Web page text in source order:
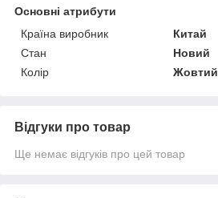
Основні атрибути
Країна виробник
Китай
Стан
Новий
Колір
Жовтий
Відгуки про товар
Ще немає відгуків про цей товар